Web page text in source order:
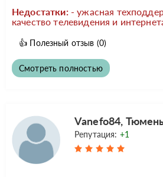
Недостатки: - ужасная
качество телевидения и
👍 Полезный отзыв (0)
Смотреть полностью
Vanefo84,
Репутация: +1